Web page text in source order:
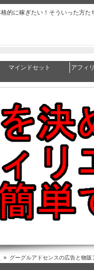
的に稼ぎたい！そういった方た
マインドセット
アフィ
» グーグルアドセンスの広告と物